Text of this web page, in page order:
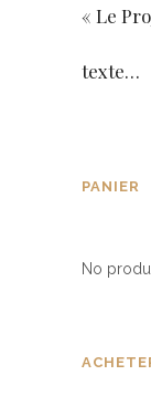
« Le
texte…
PANIER
No